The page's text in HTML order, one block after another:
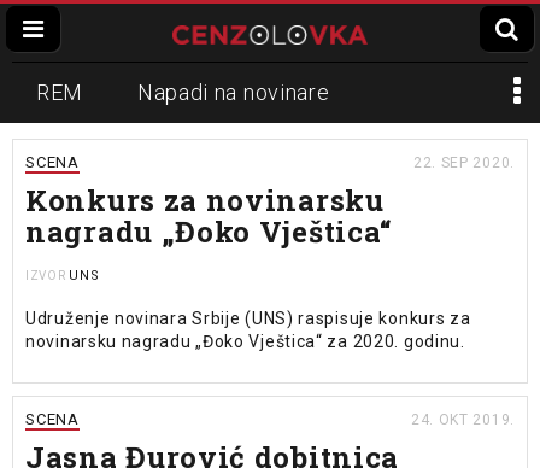
REM Napadi na novinare
Zvučni top
Propaganda Lokalni mediji
Informer
SCENA 22. SEP 2020.
Konkurs za novinarsku
nagradu „Đoko Vještica“
IZVOR UNS
Udruženje novinara Srbije (UNS) raspisuje konkurs za
novinarsku nagradu „Đoko Vještica“ za 2020. godinu.
SCENA 24. OKT 2019.
Jasna Đurović dobitnica